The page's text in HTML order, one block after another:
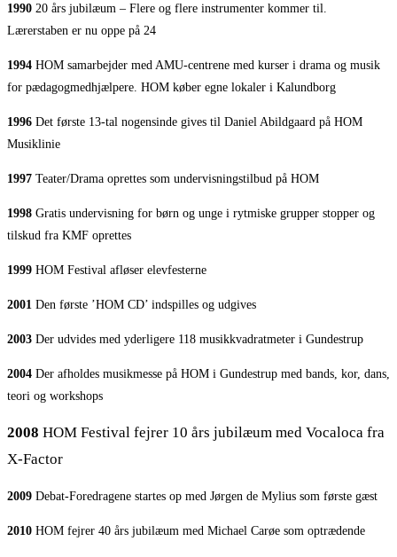
1990 20 års jubilæum – Flere og flere instrumenter kommer til.
Lærerstaben er nu oppe på 24
1994 HOM samarbejder med AMU-centrene med kurser i drama og musik
for pædagogmedhjælpere. HOM køber egne lokaler i Kalundborg
1996 Det første 13-tal nogensinde gives til Daniel Abildgaard på HOM
Musiklinie
1997 Teater/Drama oprettes som undervisningstilbud på HOM
1998 Gratis undervisning for børn og unge i rytmiske grupper stopper og
tilskud fra KMF oprettes
1999 HOM Festival afløser elevfesterne
2001 Den første ’HOM CD’ indspilles og udgives
2003 Der udvides med yderligere 118 musikkvadratmeter i Gundestrup
2004 Der afholdes musikmesse på HOM i Gundestrup med bands, kor, dans,
teori og workshops
2008 HOM Festival fejrer 10 års jubilæum med Vocaloca fra
X-Factor
2009 Debat-Foredragene startes op med Jørgen de Mylius som første gæst
2010 HOM fejrer 40 års jubilæum med Michael Carøe som optrædende